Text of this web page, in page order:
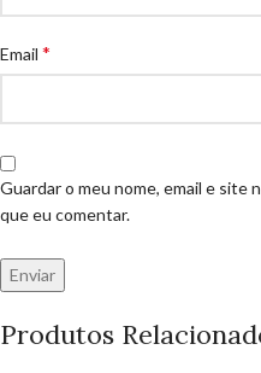
Email *
Guardar o meu nome, email e site
que eu comentar.
Produtos